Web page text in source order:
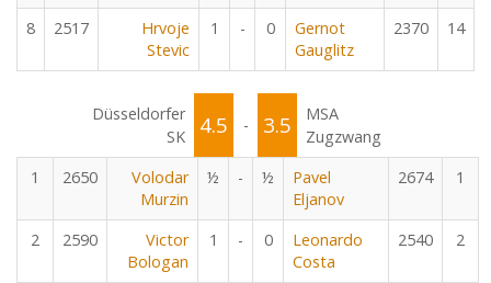
8 2517
Hrvoje
Stevic
1 - 0
Gernot
Gauglitz
2370 14
Düsseldorfer
SK
4.5 - 3.5
MSA
Zugzwang
1
2650
Volodar
Murzin
½ - ½
Pavel
Eljanov
2674 1
2 2590
Victor
Bologan
1 - 0
Leonardo
Costa
2540 2